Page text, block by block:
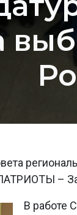
–
В работе